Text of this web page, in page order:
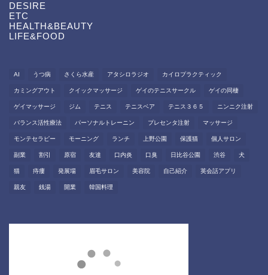
DESIRE
ETC
HEALTH&BEAUTY
LIFE&FOOD
AI うつ病 さくら水産 アタシロラジオ カイロプラクティック
カミングアウト クイックマッサージ ゲイのテニスサークル ゲイの同棲
ゲイマッサージ ジム テニス テニスベア テニス３６５ ニンニク注射
バランス活性療法 パーソナルトレーニン プレセンタ注射 マッサージ
モンテセラピー モーニング ランチ 上野公園 保護猫 個人サロン
副業 割引 原宿 友達 口内炎 口臭 日比谷公園 渋谷 犬
猫 痔瘻 発展場 眉毛サロン 美容院 自己紹介 英会話アプリ
親友 銭湯 開業 韓国料理